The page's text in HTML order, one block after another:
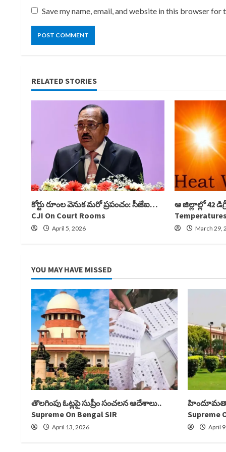
Save my name, email, and website in this browser for
RELATED STORIES
కోర్టు రూంల వెనుక మరో ప్రపంచం: సీజేఐ…
CJI On Court Rooms
April 5, 2026
ఆ జిల్లాల్లో 42
March 29,
YOU MAY HAVE MISSED
తొలగింపు ఓట్లపై సుప్రీం సంచలన ఆదేశాలు..
Supreme On Bengal SIR
April 13, 2026
Supreme
April